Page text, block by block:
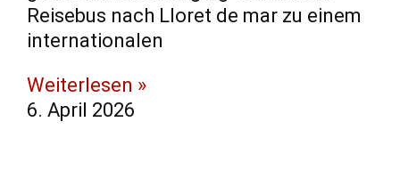
Reisebus nach Lloret de mar zu einem
internationalen
Weiterlesen »
6. April 2026